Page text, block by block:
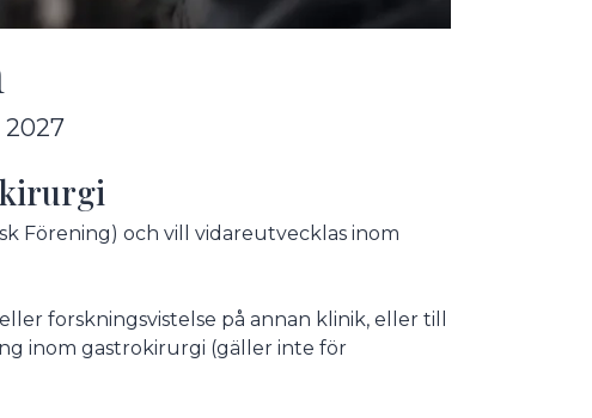
2027
Förening) och vill vidareutvecklas inom
forskningsvistelse på annan klinik, eller till
inom gastrokirurgi (gäller inte för